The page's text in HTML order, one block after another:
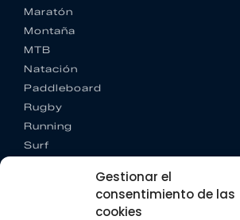
Gestionar el
consentimiento de las
cookies
Maratón
Montaña
MTB
Natación
Paddleboard
Rugby
Running
Surf